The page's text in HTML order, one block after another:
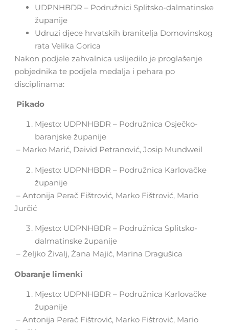
UDPNHBDR – Podružnici Splitsko-dalmatinske
županije
Udruzi djece hrvatskih branitelja Domovinskog
rata Velika Gorica
Nakon podjele zahvalnica uslijedilo je proglašenje
pobjednika te podjela medalja i pehara po
disciplinama:
Pikado
Mjesto: UDPNHBDR – Podružnica Osječko-
baranjske županije
– Marko Marić, Deivid Petranović, Josip Mundweil
Mjesto: UDPNHBDR – Podružnica Karlovačke
županije
– Antonija Perač Fištrović, Marko Fištrović, Mario
Jurčić
Mjesto: UDPNHBDR – Podružnica Splitsko-
dalmatinske županije
– Željko Živalj, Žana Majić, Marina Dragušica
Obaranje limenki
Mjesto: UDPNHBDR – Podružnica Karlovačke
županije
– Antonija Perač Fištrović, Marko Fištrović, Mario